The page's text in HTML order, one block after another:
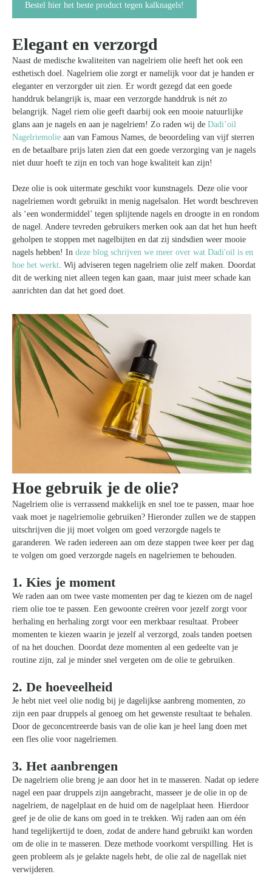
Bestel hier het beste product tegen kalknagels!
Elegant en verzorgd
Naast de medische kwaliteiten van nagelriem olie heeft het ook een
esthetisch doel. Nagelriem olie zorgt er namelijk voor dat je handen er
eleganter en verzorgder uit zien. Er wordt gezegd dat een goede
handdruk belangrijk is, maar een verzorgde handdruk is nét zo
belangrijk. Nagel riem olie geeft daarbij ook een mooie natuurlijke
glans aan je nagels en aan je nagelriem! Zo raden wij de Dadi’oil
Nagelriemolie aan van Famous Names, de beoordeling van vijf sterren
en de betaalbare prijs laten zien dat een goede verzorging van je nagels
niet duur hoeft te zijn en toch van hoge kwaliteit kan zijn!
Deze olie is ook uitermate geschikt voor kunstnagels. Deze olie voor
nagelriemen wordt gebruikt in menig nagelsalon. Het wordt beschreven
als ‘een wondermiddel’ tegen splijtende nagels en droogte in en rondom
de nagel. Andere tevreden gebruikers merken ook aan dat het hun heeft
geholpen te stoppen met nagelbijten en dat zij sindsdien weer mooie
nagels hebben! In deze blog schrijven we meer over wat Dadi'oil is en
hoe het werkt . Wij adviseren tegen nagelriem olie zelf maken. Doordat
dit de werking niet alleen tegen kan gaan, maar juist meer schade kan
aanrichten dan dat het goed doet.
Hoe gebruik je de olie?
Nagelriem olie is verrassend makkelijk en snel toe te passen, maar hoe
vaak moet je nagelriemolie gebruiken? Hieronder zullen we de stappen
uitschrijven die jij moet volgen om goed verzorgde nagels te
garanderen. We raden iedereen aan om deze stappen twee keer per dag
te volgen om goed verzorgde nagels en nagelriemen te behouden.
1. Kies je moment
We raden aan om twee vaste momenten per dag te kiezen om de nagel
riem olie toe te passen. Een gewoonte creëren voor jezelf zorgt voor
herhaling en herhaling zorgt voor een merkbaar resultaat. Probeer
momenten te kiezen waarin je jezelf al verzorgd, zoals tanden poetsen
of na het douchen. Doordat deze momenten al een gedeelte van je
routine zijn, zal je minder snel vergeten om de olie te gebruiken.
2. De hoeveelheid
Je hebt niet veel olie nodig bij je dagelijkse aanbreng momenten, zo
zijn een paar druppels al genoeg om het gewenste resultaat te behalen.
Door de geconcentreerde basis van de olie kan je heel lang doen met
een fles olie voor nagelriemen.
3. Het aanbrengen
De nagelriem olie breng je aan door het in te masseren. Nadat op iedere
nagel een paar druppels zijn aangebracht, masseer je de olie in op de
nagelriem, de nagelplaat en de huid om de nagelplaat heen. Hierdoor
geef je de olie de kans om goed in te trekken. Wij raden aan om één
hand tegelijkertijd te doen, zodat de andere hand gebruikt kan worden
om de olie in te masseren. Deze methode voorkomt verspilling. Het is
geen probleem als je gelakte nagels hebt, de olie zal de nagellak niet
verwijderen.